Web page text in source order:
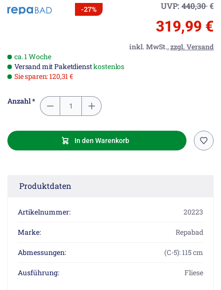
-27% UVP: 440,30€
319,99 €
inkl. MwSt.,zzgl. Versand
ca. 1 Woche
Versand mit Paketdienstkostenlos
Sie sparen: 120,31 €
Anzahl *
In den Warenkorb
Produktdaten
Artikelnummer: 20223
Marke: Repabad
Abmessungen: (C-5): 115 cm
Ausführung: Fliese